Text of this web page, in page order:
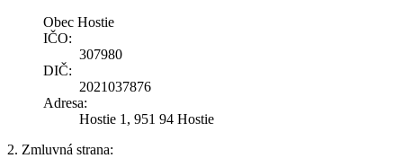
Obec Hostie
IČO:
307980
DIČ:
2021037876
Adresa:
Hostie 1, 951 94 Hostie
2. Zmluvná strana: